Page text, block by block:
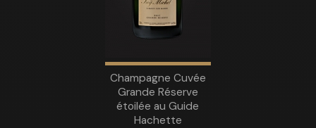
Champagne Cuvée
Grande Réserve
étoilée au Guide
Hachette